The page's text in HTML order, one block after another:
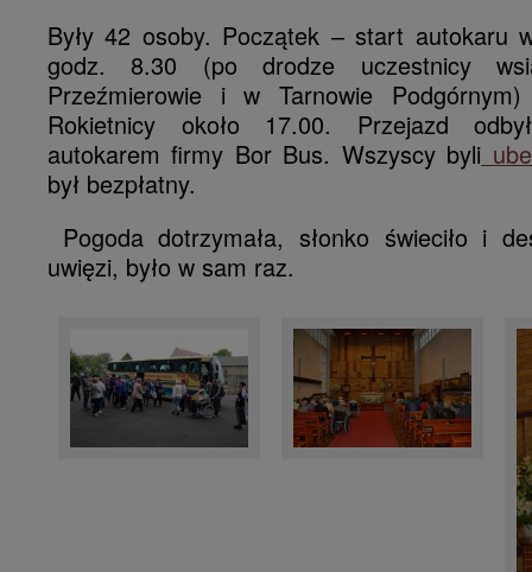
Były 42 osoby. Początek – start autokaru
godz. 8.30 (po drodze uczestnicy
Przeźmierowie i w Tarnowie
Rokietnicy około 17.00. Przejazd
autokarem firmy Bor Bus. Wszyscy byli
był bezpłatny.
Pogoda dotrzymała, słonko świeciło i
uwięzi, było w sam raz.